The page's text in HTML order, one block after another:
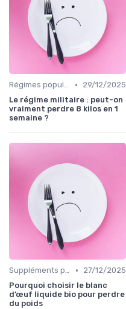
Régimes populaires •
29/12/2025
Le régime militaire : peut-on
vraiment perdre 8 kilos en 1
semaine ?
Suppléments pour la perte de poids •
27/12/2025
Pourquoi choisir le blanc
d’œuf liquide bio pour perdre
du poids